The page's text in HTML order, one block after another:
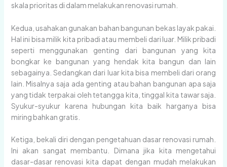
skala prioritas di dalam melakukan renovasi rumah.
Kedua, usahakan gunakan bahan bangunan bekas layak pakai.
Hal ini bisa milik kita pribadi atau membeli dari luar. Milik pribadi
seperti menggunakan genting dari bangunan yang kita
bongkar ke bangunan yang hendak kita bangun dan lain
sebagainya. Sedangkan dari luar kita bisa membeli dari orang
lain. Misalnya saja ada genting atau bahan bangunan apa saja
yang tidak terpakai oleh tetangga kita, tinggal kita tawar saja.
Syukur-syukur karena hubungan kita baik harganya bisa
miring bahkan gratis.
Ketiga, bekali diri dengan pengetahuan dasar renovasi rumah.
Ini akan sangat membantu. Dimana jika kita mengetahui
dasar-dasar renovasi kita dapat dengan mudah melakukan